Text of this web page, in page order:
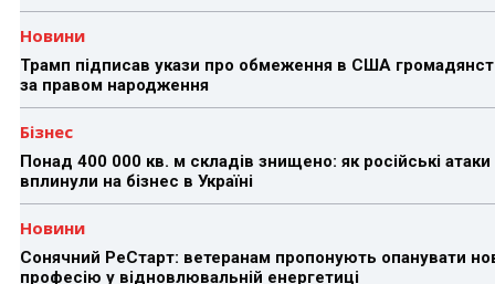
Новини
Трамп підписав укази про обмеження в США
за правом народження
Бізнес
Понад 400 000 кв. м складів знищено: як російські атаки
вплинули на бізнес в Україні
Новини
Сонячний РеСтарт: ветеранам пропонують опанувати
професію у відновлювальній енергетиці